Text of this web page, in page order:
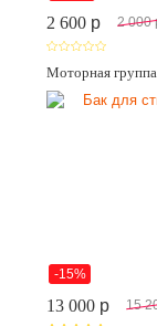
2 600 p 2 000
Моторная
-15%
13 000 p 15